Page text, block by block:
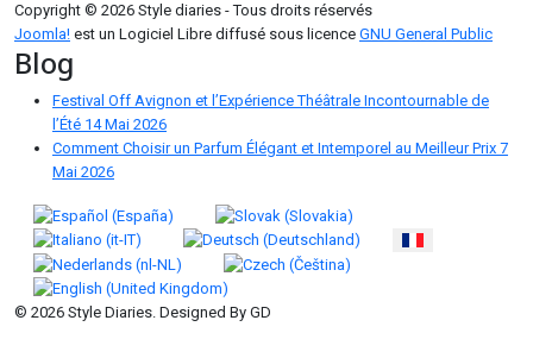
Copyright © 2026 Style diaries - Tous droits réservés
Joomla! est un Logiciel Libre diffusé sous licence GNU General Public
Blog
Festival Off Avignon et l’Expérience Théâtrale Incontournable de
l’Été 14 Mai 2026
Comment Choisir un Parfum Élégant et Intemporel au Meilleur Prix 7
Mai 2026
Sélectionnez votre langue
© 2026 Style Diaries. Designed By GD